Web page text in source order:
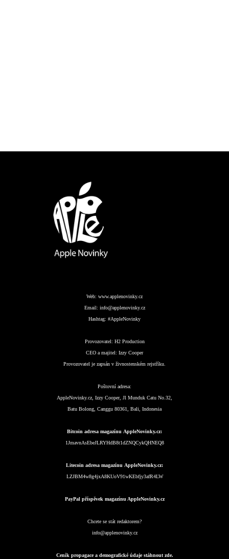
Web: www.applenovinky.cz
Email: info@applenovinky.cz
Hashtag: #AppleNovinky
Provozovatel: H2 Production
CEO a majitel: Izzy Cooper
Provozovatel je zapsán v živnostenském rejstříku.
Poštovní adresa:
AppleNovinky.cz, Izzy Cooper, Jl Munduk Catu No.32,
Batu Bolong, Canggu 80361, Bali, Indonesia
Bitcoin adresa magazínu AppleNovinky.cz:
1JmavnAsEbeJLRYHdB8t1dZNQCykQHNEQ8
Litecoin adresa magazínu AppleNovinky.cz:
LZJBM4w8g4jxA8KUoV91wKEbfjy3afR4LW
PayPal příspěvek magazínu AppleNovinky.cz
Chcete se stát redaktorem?
info@applenovinky.cz
Ceník propagace a demografické údaje stáhnout zde.